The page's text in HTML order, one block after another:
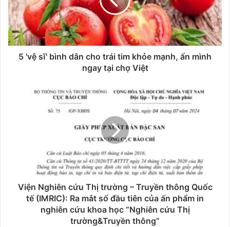
5 'vệ sĩ' bình dân cho trái tim khỏe mạnh, ẩn mình
ngay tại chợ Việt
Viện Nghiên cứu Thị trường – Truyền thông Quốc
tế (IMRIC): Ra mắt số đầu tiên của ấn phẩm in
nghiên cứu khoa học “Nghiên cứu Thị
trường&Truyền thông”